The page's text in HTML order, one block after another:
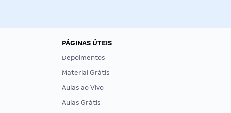
PÁGINAS ÚTEIS
Depoimentos
Material Grátis
Aulas ao Vivo
Aulas Grátis